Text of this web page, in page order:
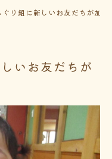
り組に新しいお友だちが加わ
いお友だちが